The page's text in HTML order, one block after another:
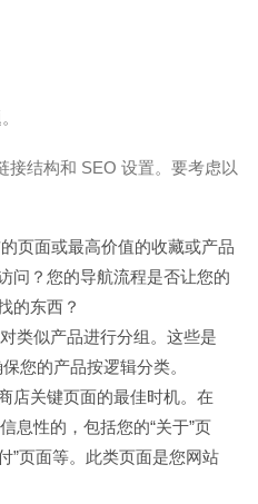
接结构和 SEO 设置。要考虑以
页面或最高价值的收藏或产品
问？您的导航流程是否让您的
的东西？
类似产品进行分组。这些是
您的产品按逻辑分类。
关键页面的最佳时机。在
息性的，包括您的“关于”页
”页面等。此类页面是您网站